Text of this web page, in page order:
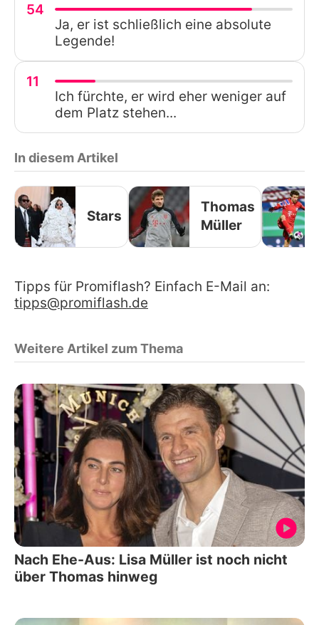
54
Ja, er ist schließlich eine absolute
Legende!
11
Ich fürchte, er wird eher weniger auf
dem Platz stehen...
In diesem Artikel
Stars
Thomas
Müller
Tipps für Promiflash? Einfach E-Mail an:
tipps@promiflash.de
Weitere Artikel zum Thema
Nach Ehe-Aus: Lisa Müller ist noch nicht
über Thomas hinweg